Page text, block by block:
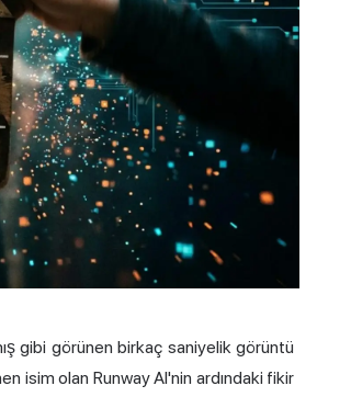
gibi görünen birkaç saniyelik görüntü
isim olan Runway AI'nin ardındaki fikir